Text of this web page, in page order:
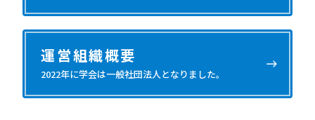
運営組織概要
2022年に学会は一般社団法人となりました。